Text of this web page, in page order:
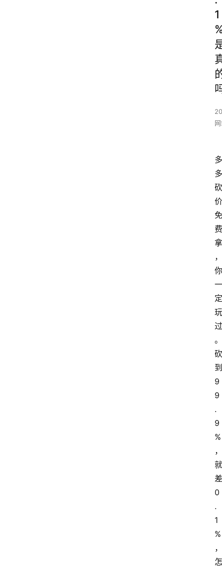
1
多
多
砍
价
免
费
拿
，
你
一
定
玩
过
。
砍
到
9
9
.
9
%
，
就
差
0
.
1
%
，
怎